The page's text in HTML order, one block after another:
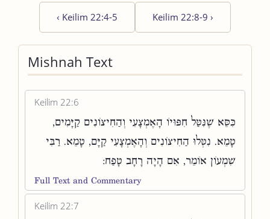
‹ Keilim 22:4-5 Keilim 22:8-9 ›
Mishnah Text
Keilim 22:6
כִּסֵּא שֶׁנִּטַּל חִפּוּיוֹ הָאֶמְצָעִי וְהַחִיצוֹנִים קַיָּמִים,
טָמֵא. נִטְּלוּ הַחִיצוֹנִים וְהָאֶמְצָעִי קַיָּם, טָמֵא. רַבִּי
שִׁמְעוֹן אוֹמֵר, אִם הָיָה רָחָב טָפַח:
Full Text and Commentary
Keilim 22:7